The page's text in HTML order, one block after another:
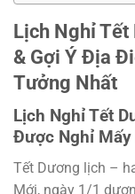
Lịch Nghỉ Tết
& Gợi Ý Địa
Tưởng Nhất
Lịch Nghỉ Tết
Được Nghỉ Mấy
Tết Dương lịch –
Mới, ngày 1/1